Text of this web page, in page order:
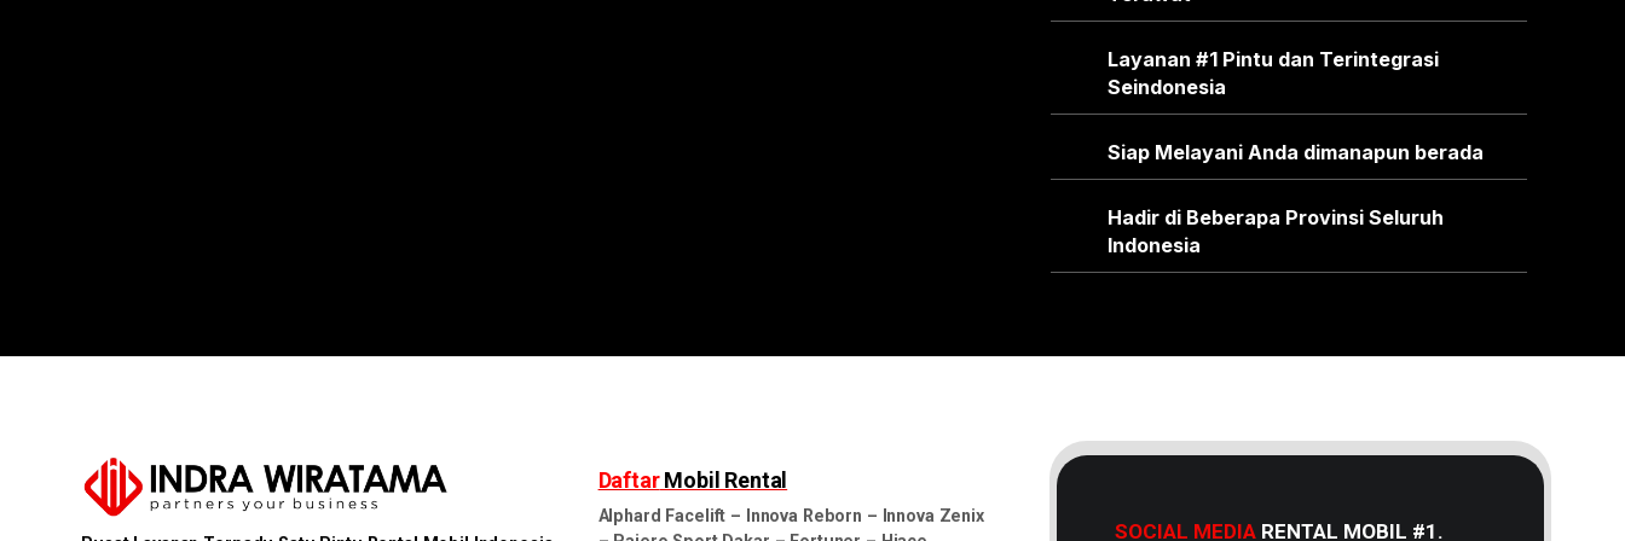
Layanan #1 Pintu dan Terintegrasi
Seindonesia
Siap Melayani Anda dimanapun berada
Hadir di Beberapa Provinsi Seluruh
Indonesia
DaftarMobil Rental
Alphard Facelift – Innova Reborn – Innova Zenix
SOCIAL MEDIARENTAL MOBIL #1.